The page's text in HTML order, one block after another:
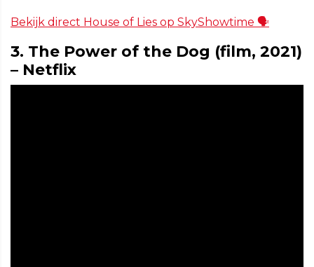
Bekijk direct House of Lies op SkyShowtime 🗣️
3. The Power of the Dog (film, 2021)
– Netflix